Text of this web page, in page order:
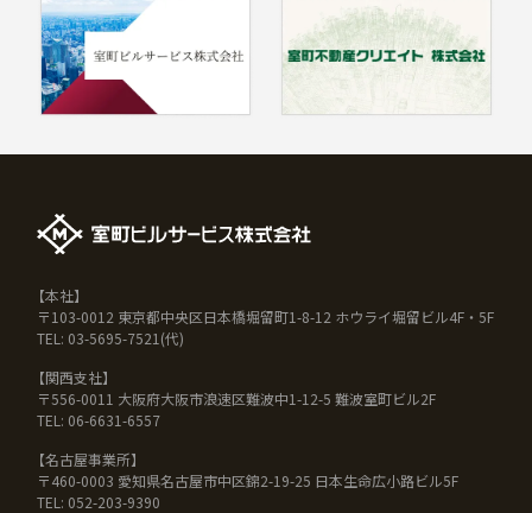
【本社】
〒103-0012 東京都中央区日本橋堀留町1-8-12 ホウライ堀留ビル4F・5F
TEL: 03-5695-7521(代)
【関西支社】
〒556-0011 大阪府大阪市浪速区難波中1-12-5 難波室町ビル2F
TEL: 06-6631-6557
【名古屋事業所】
〒460-0003 愛知県名古屋市中区錦2-19-25 日本生命広小路ビル5F
TEL: 052-203-9390